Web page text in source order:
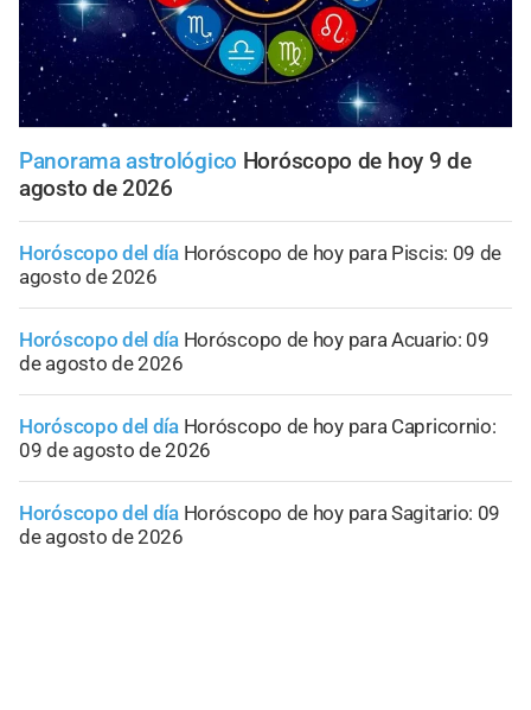
Panorama astrológico Horóscopo de hoy 9 de
agosto de 2026
Horóscopo del día Horóscopo de hoy para Piscis: 09 de
agosto de 2026
Horóscopo del día Horóscopo de hoy para Acuario: 09
de agosto de 2026
Horóscopo del día Horóscopo de hoy para Capricornio:
09 de agosto de 2026
Horóscopo del día Horóscopo de hoy para Sagitario: 09
de agosto de 2026